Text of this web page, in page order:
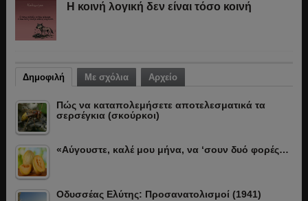
Η κοινή λογική δεν είναι τόσο κοινή
Δημοφιλή Με σχόλια Αρχείο
Πώς να καταπολεμήσετε αποτελεσματικά τα
σερσέγκια (σκούρκοι)
«Αύγουστε, καλέ μου μήνα, να ‘σουν δυό φορές…
Οδυσσέας Ελύτης: Προσανατολισμοί (1941)